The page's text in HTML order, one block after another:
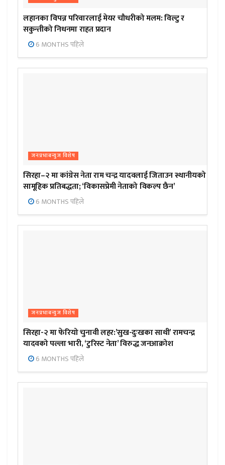
लहानका विपन्न परिवारलाई मेयर चौधरीको मलम: विल्टु र
सकुन्तीको निधनमा राहत प्रदान
6 MONTHS पहिले
जनप्रभाबन्युज विशेष
सिरहा–२ मा कांग्रेस नेता राम चन्द्र यादवलाई जिताउन स्थानीयको
सामूहिक प्रतिबद्धता; ‘विकासप्रेमी नेताको विकल्प छैन’
6 MONTHS पहिले
जनप्रभाबन्युज विशेष
सिरहा-२ मा फेरियो चुनावी लहर:’सुख-दुःखका साथी’ रामचन्द्र
यादवको पल्ला भारी, ‘टुरिस्ट नेता’ विरुद्ध जनआक्रोश
6 MONTHS पहिले